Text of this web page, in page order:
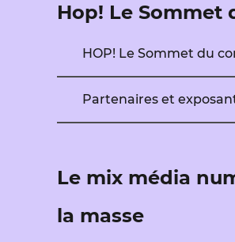
Hop! Le Sommet
HOP! Le Sommet du
Partenaires et
Le mix média
la masse